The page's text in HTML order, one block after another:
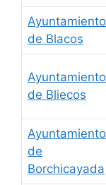
Ayuntamiento
de Blacos
Ayuntamiento
de Bliecos
Ayuntamiento
de
Borchicayada